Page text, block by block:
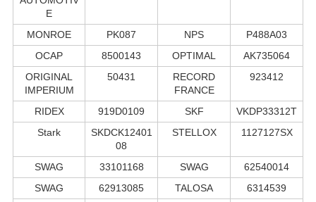
E
MONROE PK087 NPS
P488A03
OCAP
8500143 OPTIMAL
AK735064
ORIGINAL
IMPERIUM
50431
RECORD
FRANCE
923412
RIDEX 919D0109 SKF
VKDP33312T
Stark
SKDCK12401
08
STELLOX 1127127SX
SWAG 33101168 SWAG
62540014
SWAG
62913085 TALOSA
6314539